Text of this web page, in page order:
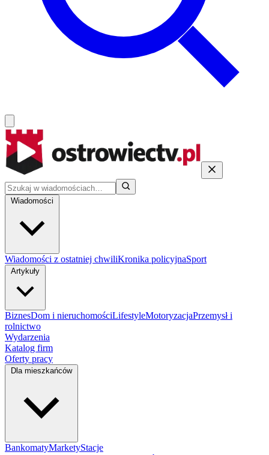
Wiadomości
Wiadomości z ostatniej chwiliKronika policyjnaSport
Artykuły
BiznesDom i nieruchomościLifestyleMotoryzacjaPrzemysł i
rolnictwo
Wydarzenia
Katalog firm
Oferty pracy
Dla mieszkańców
BankomatyMarketyStacje